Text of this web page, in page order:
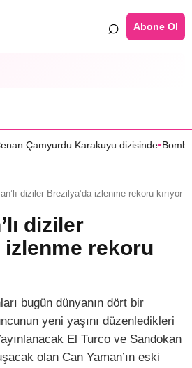
⌕ Abone Ol
dizisinde•Bomba transfer! Caner
diziler Brezilya’da izlenme rekoru kırıyor
diziler
izlenme rekoru
bugün dünyanın dört bir
yeni yaşını düzenledikleri
El Turco ve Sandokan
olan Can Yaman’ın eski